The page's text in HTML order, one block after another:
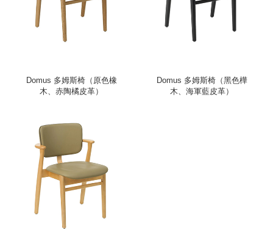
Domus 多姆斯椅（原色橡
木、赤陶橘皮革）
Domus 多姆斯椅（黑色樺
木、海軍藍皮革）